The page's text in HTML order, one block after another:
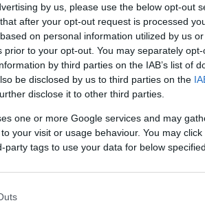
by us, please use the below opt-out
after your opt-out request is processed
on personal information utilized by us
to your opt-out. You may separately
by third parties on the IAB’s list of
be disclosed by us to third parties on the
disclose it to other third parties.
one or more Google services and may
your visit or usage behaviour. You may
tags to use your data for below
σέντρα με τη Νότιο Αφρική
– όπως άλλωστε είναι λογικό –
του πρώτου αγώνα του
από τη Σακίρα στη σκηνή
κοσμούσε το γήπεδο, ενώ
προς τιμής της χώρας και της
Mana, βάζοντας «φωτιά»